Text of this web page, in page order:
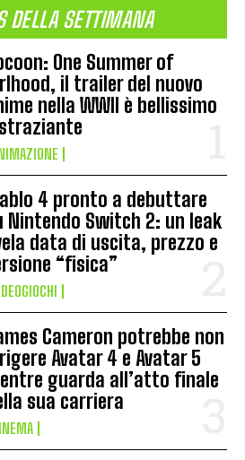
DELLA SETTIMANA
One Summer of
il trailer del nuovo
nella WWII è bellissimo
4 pronto a debuttare
Nintendo Switch 2: un leak
data di uscita, prezzo e
“fisica”
Cameron potrebbe non
Avatar 4 e Avatar 5
guarda all’atto finale
sua carriera